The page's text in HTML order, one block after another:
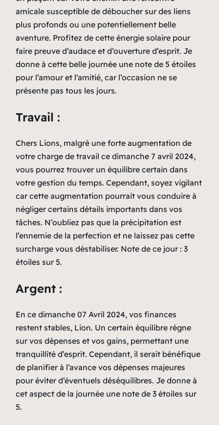
amicale susceptible de déboucher sur des liens
plus profonds ou une potentiellement belle
aventure. Profitez de cette énergie solaire pour
faire preuve d’audace et d’ouverture d’esprit. Je
donne à cette belle journée une note de 5 étoiles
pour l’amour et l’amitié, car l’occasion ne se
présente pas tous les jours.
Travail :
Chers Lions, malgré une forte augmentation de
votre charge de travail ce dimanche 7 avril 2024,
vous pourrez trouver un équilibre certain dans
votre gestion du temps. Cependant, soyez vigilant
car cette augmentation pourrait vous conduire à
négliger certains détails importants dans vos
tâches. N’oubliez pas que la précipitation est
l’ennemie de la perfection et ne laissez pas cette
surcharge vous déstabiliser. Note de ce jour : 3
étoiles sur 5.
Argent :
En ce dimanche 07 Avril 2024, vos finances
restent stables, Lion. Un certain équilibre règne
sur vos dépenses et vos gains, permettant une
tranquillité d’esprit. Cependant, il serait bénéfique
de planifier à l’avance vos dépenses majeures
pour éviter d’éventuels déséquilibres. Je donne à
cet aspect de la journée une note de 3 étoiles sur
5.